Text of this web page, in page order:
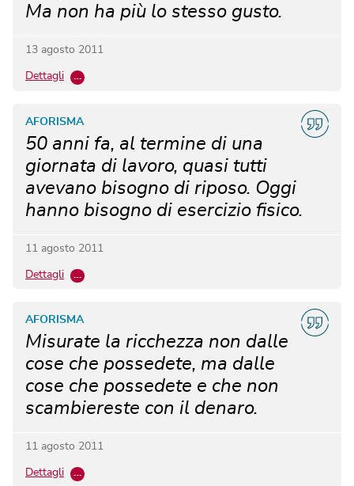
Ma non ha più lo stesso gusto.
13 agosto 2011
Dettagli …
50 anni fa, al termine di una
giornata di lavoro, quasi tutti
avevano bisogno di riposo. Oggi
hanno bisogno di esercizio fisico.
AFORISMA
11 agosto 2011
Dettagli …
Misurate la ricchezza non dalle
cose che possedete, ma dalle
cose che possedete e che non
scambiereste con il denaro.
AFORISMA
11 agosto 2011
Dettagli …